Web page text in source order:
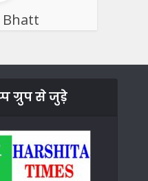
Bhatt
ग्रुप से जुड़े